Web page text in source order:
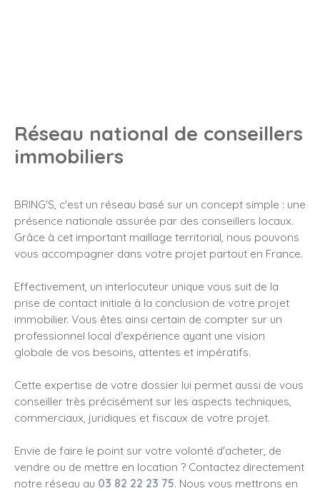
Réseau national de conseillers
immobiliers
BRING'S, c'est un réseau basé sur un concept simple : une
présence nationale assurée par des conseillers locaux.
Grâce à cet important maillage territorial, nous pouvons
vous accompagner dans votre projet partout en France.
Effectivement, un interlocuteur unique vous suit de la
prise de contact initiale à la conclusion de votre projet
immobilier. Vous êtes ainsi certain de compter sur un
professionnel local d'expérience ayant une vision
globale de vos besoins, attentes et impératifs.
Cette expertise de votre dossier lui permet aussi de vous
conseiller très précisément sur les aspects techniques,
commerciaux, juridiques et fiscaux de votre projet.
Envie de faire le point sur votre volonté d'acheter, de
vendre ou de mettre en location ? Contactez directement
notre réseau au 03 82 22 23 75. Nous vous mettrons en